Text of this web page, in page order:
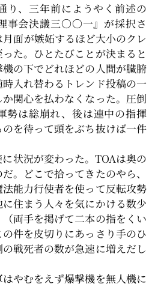
り、三年前にようやく前述の
事会決議三〇〇一』が採択さ
面が嫉妬するほど大小のクレ
た。ひとたびことが決まると
の下でどれほどの人間が臓腑
入れ替わるトレンド投稿の一
関心を払わなくなった。圧倒
勢は総崩れ、後は連中の指揮
を待って頭をぶち抜けば一件
状況が変わった。TOAは奥の
。どこで拾ってきたのやら、
能力行使者を使って反転攻勢
住まう人々を気にかける数少
両手を掲げて二本の指をくい
件を皮切りにあっさり手のひ
戦死者の数が急速に増えだし
やむをえず爆撃機を無人機に